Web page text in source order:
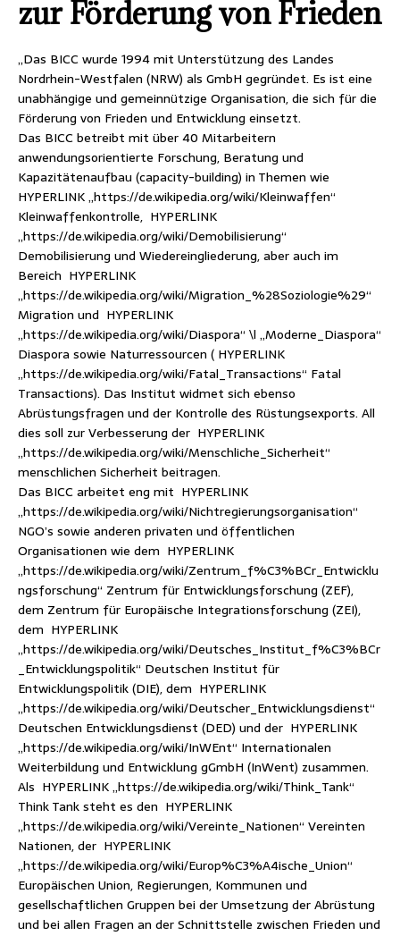
zur Förderung von Frieden
„Das BICC wurde 1994 mit Unterstützung des Landes
Nordrhein-Westfalen (NRW) als GmbH gegründet. Es ist eine
unabhängige und gemeinnützige Organisation, die sich für die
Förderung von Frieden und Entwicklung einsetzt.
Das BICC betreibt mit über 40 Mitarbeitern
anwendungsorientierte Forschung, Beratung und
Kapazitätenaufbau (capacity-building) in Themen wie
HYPERLINK „https://de.wikipedia.org/wiki/Kleinwaffen“
Kleinwaffenkontrolle, HYPERLINK
„https://de.wikipedia.org/wiki/Demobilisierung“
Demobilisierung und Wiedereingliederung, aber auch im
Bereich HYPERLINK
„https://de.wikipedia.org/wiki/Migration_%28Soziologie%29“
Migration und HYPERLINK
„https://de.wikipedia.org/wiki/Diaspora“ \l „Moderne_Diaspora“
Diaspora sowie Naturressourcen ( HYPERLINK
„https://de.wikipedia.org/wiki/Fatal_Transactions“ Fatal
Transactions). Das Institut widmet sich ebenso
Abrüstungsfragen und der Kontrolle des Rüstungsexports. All
dies soll zur Verbesserung der HYPERLINK
„https://de.wikipedia.org/wiki/Menschliche_Sicherheit“
menschlichen Sicherheit beitragen.
Das BICC arbeitet eng mit HYPERLINK
„https://de.wikipedia.org/wiki/Nichtregierungsorganisation“
NGO’s sowie anderen privaten und öffentlichen
Organisationen wie dem HYPERLINK
„https://de.wikipedia.org/wiki/Zentrum_f%C3%BCr_Entwicklu
ngsforschung“ Zentrum für Entwicklungsforschung (ZEF),
dem Zentrum für Europäische Integrationsforschung (ZEI),
dem HYPERLINK
„https://de.wikipedia.org/wiki/Deutsches_Institut_f%C3%BCr
_Entwicklungspolitik“ Deutschen Institut für
Entwicklungspolitik (DIE), dem HYPERLINK
„https://de.wikipedia.org/wiki/Deutscher_Entwicklungsdienst“
Deutschen Entwicklungsdienst (DED) und der HYPERLINK
„https://de.wikipedia.org/wiki/InWEnt“ Internationalen
Weiterbildung und Entwicklung gGmbH (InWent) zusammen.
Als HYPERLINK „https://de.wikipedia.org/wiki/Think_Tank“
Think Tank steht es den HYPERLINK
„https://de.wikipedia.org/wiki/Vereinte_Nationen“ Vereinten
Nationen, der HYPERLINK
„https://de.wikipedia.org/wiki/Europ%C3%A4ische_Union“
Europäischen Union, Regierungen, Kommunen und
gesellschaftlichen Gruppen bei der Umsetzung der Abrüstung
und bei allen Fragen an der Schnittstelle zwischen Frieden und